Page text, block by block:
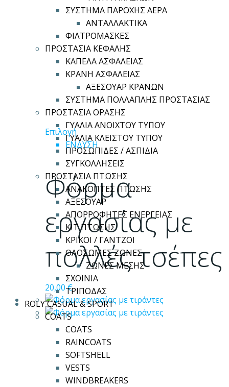
ΣΥΣΤΗΜΑ ΠΑΡΟΧΗΣ ΑΕΡΑ
ΑΝΤΑΛΛΑΚΤΙΚΑ
ΦΙΛΤΡΟΜΑΣΚΕΣ
ΠΡΟΣΤΑΣΙΑ ΚΕΦΑΛΗΣ
ΚΑΠΕΛΑ ΑΣΦΑΛΕΙΑΣ
ΚΡΑΝΗ ΑΣΦΑΛΕΙΑΣ
ΑΞΕΣΟΥΑΡ ΚΡΑΝΩΝ
ΣΥΣΤΗΜΑ ΠΟΛΛΑΠΛΗΣ ΠΡΟΣΤΑΣΙΑΣ
ΠΡΟΣΤΑΣΙΑ ΟΡΑΣΗΣ
ΓΥΑΛΙΑ ΑΝΟΙΧΤΟΥ ΤΥΠΟΥ
ΓΥΑΛΙΑ ΚΛΕΙΣΤΟΥ ΤΥΠΟΥ
ΠΡΟΣΩΠΙΔΕΣ / ΑΣΠΙΔΙΑ
ΣΥΓΚΟΛΛΗΣΕΙΣ
ΠΡΟΣΤΑΣΙΑ ΠΤΩΣΗΣ
ΑΝΑΚΟΠΤΕΣ ΠΤΩΣΗΣ
ΑΞΕΣΟΥΑΡ
ΑΠΟΡΡΟΦΗΤΕΣ ΕΝΕΡΓΕΙΑΣ
ΚΙΤ ΠΤΩΣΗΣ
ΚΡΙΚΟΙ / ΓΑΝΤΖΟΙ
ΟΛΟΣΩΜΕΣ ΖΩΝΕΣ
ΖΩΝΕΣ ΜΕΣΗΣ
ΣΧΟΙΝΙΑ
ΤΡΙΠΟΔΑΣ
ROLY CASUAL & SPORT
COATS
COATS
RAINCOATS
SOFTSHELL
VESTS
WINDBREAKERS
Επιλογή Αυτό
το
προϊόν
έχει
πολλαπλές
παραλλαγές.
Οι
επιλογές
μπορούν
να
επιλεγούν
στη
σελίδα
του
προϊόντος
ΕΝΔΥΣΗ
Φόρμα
εργασίας με
πολλές τσέπες
20,00€